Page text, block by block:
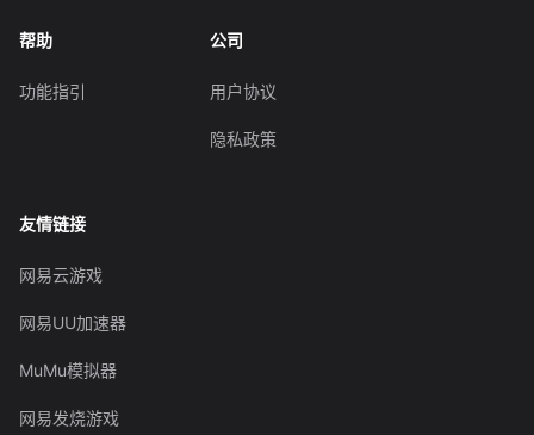
帮助
功能指引
公司
用户协议
隐私政策
友情链接
网易云游戏
网易UU加速器
MuMu模拟器
网易发烧游戏